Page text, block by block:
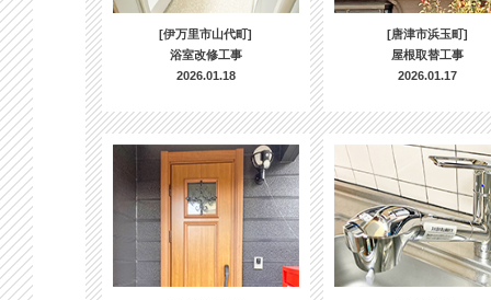
[伊万里市山代町]
浴室改修工事
2026.01.18
[唐津市浜玉町]
屋根取替工事
2026.01.17